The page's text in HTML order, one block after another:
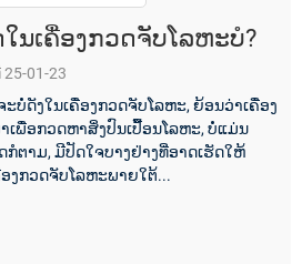
ນເຄື່ອງກວດຈັບໂລຫະບໍ?
01-23
ບໍ່ດັງໃນເຄື່ອງກວດຈັບໂລຫະ, ຍ້ອນວ່າເຄື່ອງ
ພື່ອກວດຫາສິ່ງປົນເປື້ອນໂລຫະ, ບໍ່ແມ່ນ
ຕາມ, ມີປັດໃຈບາງຢ່າງທີ່ອາດເຮັດໃຫ້
ງກວດຈັບໂລຫະພາຍໃຕ້...